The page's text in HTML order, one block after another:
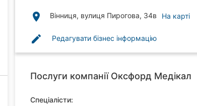
place Вінниця, вулиця Пирогова, 34в На карті
edit Редагувати бізнес інформацію
Послуги компанії Оксфорд Медікал
Спеціалісти: